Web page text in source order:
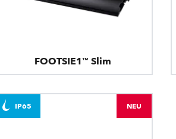
FOOTSIE1™ Slim
IP65 NEU